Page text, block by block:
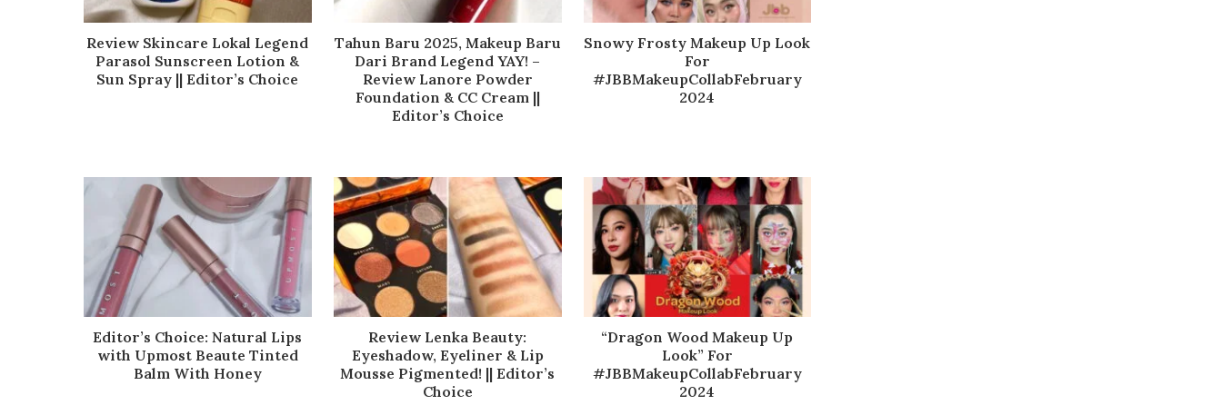
Review Skincare Lokal Legend
Parasol Sunscreen Lotion &
Sun Spray || Editor’s Choice
Tahun Baru 2025, Makeup Baru
Dari Brand Legend YAY! –
Review Lanore Powder
Foundation & CC Cream ||
Editor’s Choice
Snowy Frosty Makeup Up Look
For
#JBBMakeupCollabFebruary
2024
Editor’s Choice: Natural Lips
with Upmost Beaute Tinted
Balm With Honey
Review Lenka Beauty:
Eyeshadow, Eyeliner & Lip
Mousse Pigmented! || Editor’s
Choice
“Dragon Wood Makeup Up
Look” For
#JBBMakeupCollabFebruary
2024